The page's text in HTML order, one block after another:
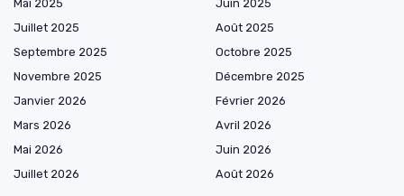
Mai 2025
Juin 2025
Juillet 2025
Août 2025
Septembre 2025
Octobre 2025
Novembre 2025
Décembre 2025
Janvier 2026
Février 2026
Mars 2026
Avril 2026
Mai 2026
Juin 2026
Juillet 2026
Août 2026